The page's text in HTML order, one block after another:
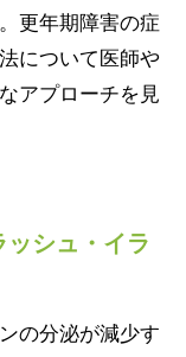
更年期障害の症
について医師や
アプローチを見
シュ・イラ
の分泌が減少す